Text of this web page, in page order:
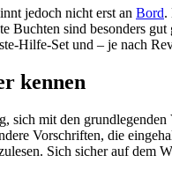
jedoch nicht erst an Bord.
Buchten sind besonders
Hilfe-Set und – je nach
kennen
mit den
Vorschriften, die
Sich sicher auf dem